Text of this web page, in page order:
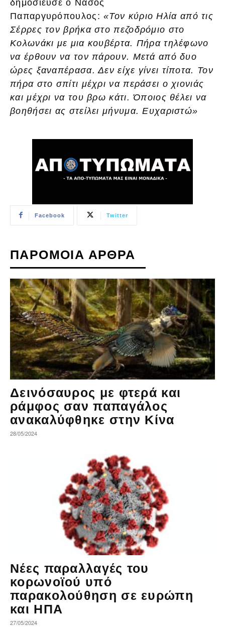
δημοσίευσε ο Νάσος
Παπαργυρόπουλος: «Τον κύριο Ηλία από τις
Σέρρες τον βρήκα στο πεζοδρόμιο στο
Κολωνάκι με μια κουβέρτα. Πήρα τηλέφωνο
να έρθουν να τον πάρουν. Μετά από δυο
ώρες ξαναπέρασα. Δεν είχε γίνει τίποτα. Τον
πήρα στο σπίτι μέχρι να περάσει ο χιονιάς
και μέχρι να του βρω κάτι. Όποιος θέλει να
βοηθήσει ας στείλει μήνυμα. Ευχαριστώ»
Facebook Twitter
ΠΑΡΟΜΟΙΑ ΑΡΘΡΑ
Δεινόσαυρος με φτερά και
ράμφος σαν παπαγάλος
ανακαλύφθηκε στην Κίνα
28/05/2024
Νέες παραλλαγές του
κορωνοϊού υπό
παρακολούθηση σε ευρώπη
και ΗΠΑ
27/05/2024